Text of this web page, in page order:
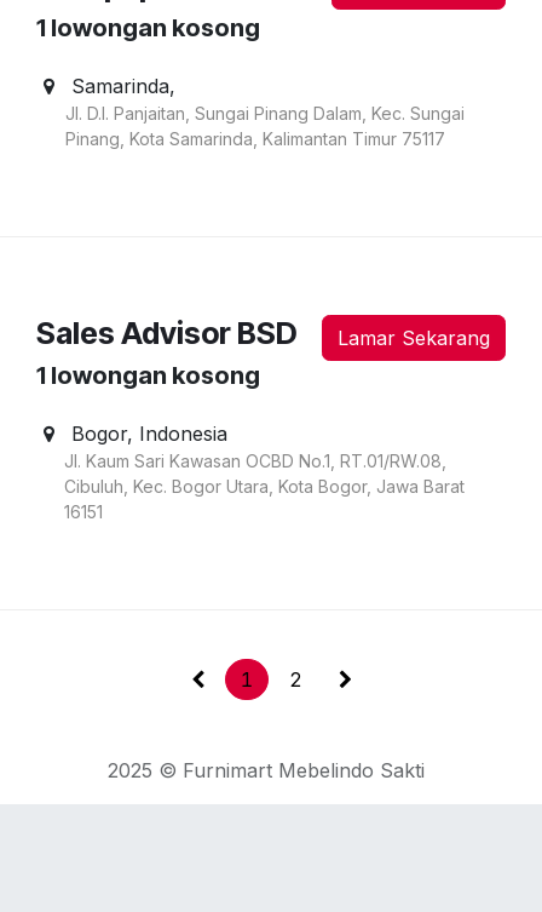
1 lowongan kosong
Samarinda,
Jl. D.I. Panjaitan, Sungai Pinang Dalam, Kec. Sungai
Pinang, Kota Samarinda, Kalimantan Timur 75117
Sales Advisor BSD Lamar Sekarang
1 lowongan kosong
Bogor, Indonesia
Jl. Kaum Sari Kawasan OCBD No.1, RT.01/RW.08,
Cibuluh, Kec. Bogor Utara, Kota Bogor, Jawa Barat
16151
1 2
2025 © Furnimart Mebelindo Sakti